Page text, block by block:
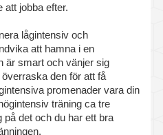
att jobba efter.
lågintensiv och
att hamna i en
är smart och vänjer sig
den för att få
promenader vara din
träning ca tre
det och du har ett bra